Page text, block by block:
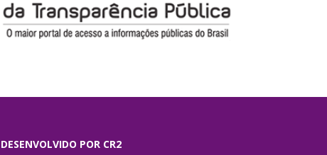
DESENVOLVIDO POR CR2